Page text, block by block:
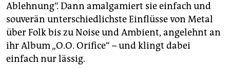
Ablehnung“. Dann amalgamiert sie einfach und
souverän unterschiedlichste Einflüsse von Metal
über Folk bis zu Noise und Ambient, angelehnt an
ihr Album „O.O. Orifice“ – und klingt dabei
einfach nur lässig.